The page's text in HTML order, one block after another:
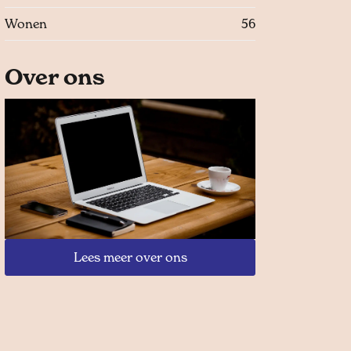
Wonen 56
Over ons
Lees meer over ons